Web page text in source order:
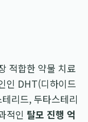
적합한 약물 치료
인 DHT(디하이드
리드, 두타스테리
적인 탈모 진행 억